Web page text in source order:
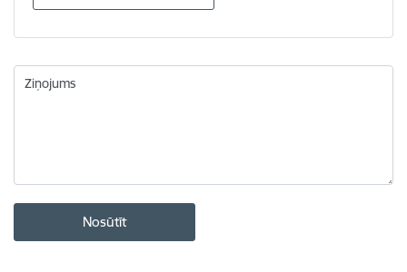
Ziņojums